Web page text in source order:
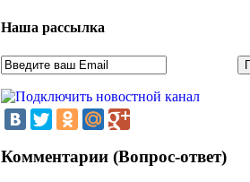
Наша рассылка
Комментарии (Вопрос-ответ)